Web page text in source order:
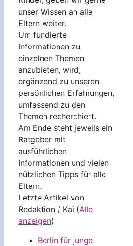
unser Wissen an alle
Eltern weiter.
Um fundierte
Informationen zu
einzelnen Themen
anzubieten, wird,
ergänzend zu unseren
persönlichen Erfahrungen,
umfassend zu den
Themen recherchiert.
Am Ende steht jeweils ein
Ratgeber mit
ausführlichen
Informationen und vielen
nützlichen Tipps für alle
Eltern.
Letzte Artikel von
Redaktion / Kai (Alle
anzeigen)
Berlin für junge